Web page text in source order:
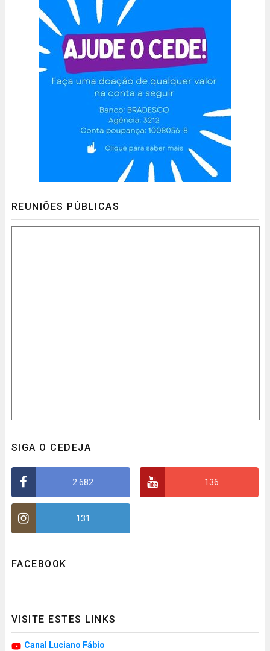
REUNIÕES PÚBLICAS
SIGA O CEDEJA
2.682 136
131
FACEBOOK
VISITE ESTES LINKS
Canal Luciano Fábio